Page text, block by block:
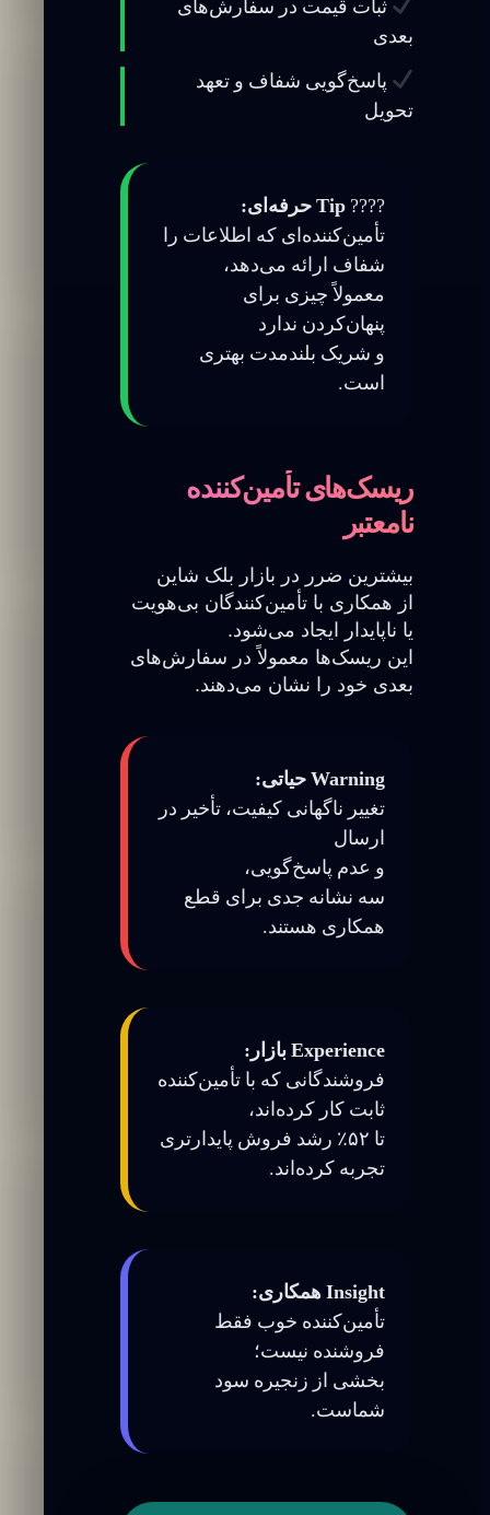
ثبات قیمت در سفارش‌های
بعدی
پاسخ‌گویی شفاف و تعهد
تحویل
???? Tip حرفه‌ای:
تأمین‌کننده‌ای که اطلاعات را
شفاف ارائه می‌دهد،
معمولاً چیزی برای
پنهان‌کردن ندارد
و شریک بلندمدت بهتری
است.
ریسک‌های تأمین‌کننده
نامعتبر
بیشترین ضرر در بازار بلک شاین
از همکاری با تأمین‌کنندگان بی‌هویت
یا ناپایدار ایجاد می‌شود.
این ریسک‌ها معمولاً در سفارش‌های
بعدی خود را نشان می‌دهند.
Warning حیاتی:
تغییر ناگهانی کیفیت، تأخیر در
ارسال
و عدم پاسخ‌گویی،
سه نشانه جدی برای قطع
همکاری هستند.
Experience بازار:
فروشندگانی که با تأمین‌کننده
ثابت کار کرده‌اند،
تا ۵۲٪ رشد فروش پایدار‌تری
تجربه کرده‌اند.
Insight همکاری:
تأمین‌کننده خوب فقط
فروشنده نیست؛
بخشی از زنجیره سود
شماست.